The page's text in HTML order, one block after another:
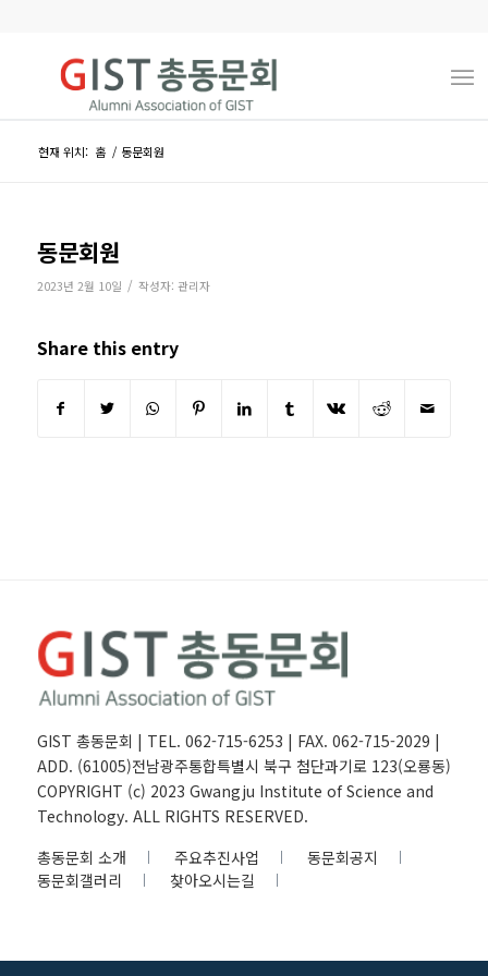
현재 위치: 홈 / 동문회원
동문회원
2023년 2월 10일 / 작성자: 관리자
Share this entry
GIST 총동문회 | TEL. 062-715-6253 | FAX. 062-715-2029 |
ADD. (61005)전남광주통합특별시 북구 첨단과기로 123(오룡동)
COPYRIGHT (c) 2023 Gwangju Institute of Science and
Technology. ALL RIGHTS RESERVED.
총동문회 소개
주요추진사업
동문회공지
동문회갤러리
찾아오시는길